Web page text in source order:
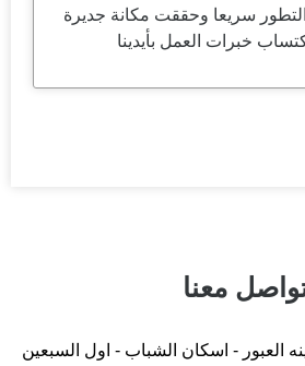
سريعا وحققت مكانة جديرة
خبرات العمل بأيدينا
معنا
العبور - اسكان الشباب - اول السبعين